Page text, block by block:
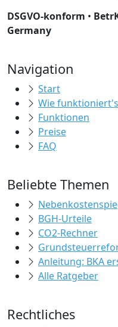
DSGVO-konform •
Germany
Navigation
Start
Wie funktioniert's
Funktionen
Preise
FAQ
Beliebte Themen
BGH-Urteile
CO2-Rechner
Anleitung: BKA
Alle Ratgeber
Rechtliches